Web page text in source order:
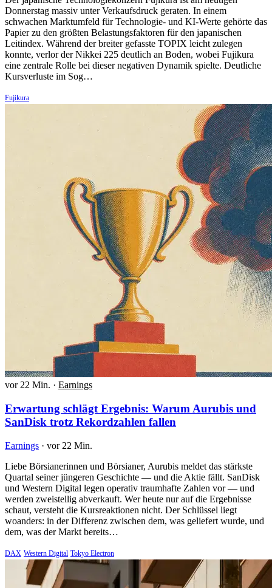
Donnerstag massiv unter Verkaufsdruck geraten. In einem
schwachen Marktumfeld für Technologie- und KI-Werte gehörte das
Papier zu den größten Belastungsfaktoren für den japanischen
Leitindex. Während der breiter gefasste TOPIX leicht zulegen
konnte, verlor der Nikkei 225 deutlich an Boden, wobei Fujikura
eine zentrale Rolle bei dieser negativen Dynamik spielte. Deutliche
Kursverluste im Sog…
Fujikura
vor 22 Min. · Earnings
Erwartung schlägt Ergebnis: Warum Aurubis und
SanDisk trotz Rekordzahlen fallen
Earnings · vor 22 Min.
Liebe Börsianerinnen und Börsianer, Aurubis meldet das stärkste
Quartal seiner jüngeren Geschichte — und die Aktie fällt. SanDisk
und Western Digital legen operativ traumhafte Zahlen vor — und
werden zweistellig abverkauft. Wer heute nur auf die Ergebnisse
schaut, versteht die Kursreaktionen nicht. Der Schlüssel liegt
woanders: in der Differenz zwischen dem, was geliefert wurde, und
dem, was der Markt bereits…
DAX Western Digital Tokyo Electron